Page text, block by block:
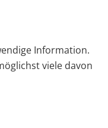
Information.
viele davon